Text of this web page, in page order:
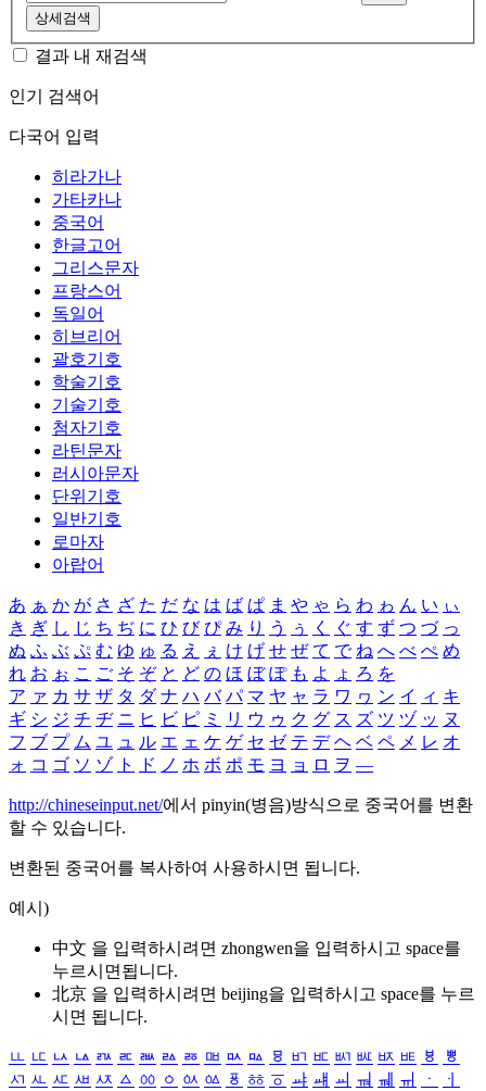
상세검색
결과 내 재검색
인기 검색어
다국어 입력
히라가나
가타카나
중국어
한글고어
그리스문자
프랑스어
독일어
히브리어
괄호기호
학술기호
기술기호
첨자기호
라틴문자
러시아문자
단위기호
일반기호
로마자
아랍어
あ ぁ か が さ ざ た だ な は ば ぱ ま や ゃ ら わ ゎ ん い ぃ
き ぎ し じ ち ぢ に ひ び ぴ み り う ぅ く ぐ す ず つ づ っ
ぬ ふ ぶ ぷ む ゆ ゅ る え ぇ け げ せ ぜ て で ね へ べ ぺ め
れ お ぉ こ ご そ ぞ と ど の ほ ぼ ぽ も よ ょ ろ を
ア ァ カ サ ザ タ ダ ナ ハ バ パ マ ヤ ャ ラ ワ ヮ ン イ ィ キ
ギ シ ジ チ ヂ ニ ヒ ビ ピ ミ リ ウ ゥ ク グ ス ズ ツ ヅ ッ ヌ
フ ブ プ ム ユ ュ ル エ ェ ケ ゲ セ ゼ テ デ ヘ ベ ペ メ レ オ
ォ コ ゴ ソ ゾ ト ド ノ ホ ボ ポ モ ヨ ョ ロ ヲ ―
http://chineseinput.net/에서 pinyin(병음)방식으로 중국어를 변환
할 수 있습니다.
변환된 중국어를 복사하여 사용하시면 됩니다.
예시)
中文 을 입력하시려면 zhongwen을 입력하시고 space를
누르시면됩니다.
北京 을 입력하시려면 beijing을 입력하시고 space를 누르
시면 됩니다.
ㅥ ㅦ ㅧ ㅨ ㅩ ㅪ ㅫ ㅬ ㅭ ㅮ ㅯ ㅰ ㅱ ㅲ ㅳ ㅴ ㅵ ㅶ ㅷ ㅸ
ㅹ
ㅺ ㅻ ㅼ ㅽ ㅾ ㅿ ㆀ ㆁ ㆂ ㆃ ㆄ ㆅ ㆆ ㆇ ㆈ ㆉ ㆊ ㆋ ㆌ ㆍ
ㆎ